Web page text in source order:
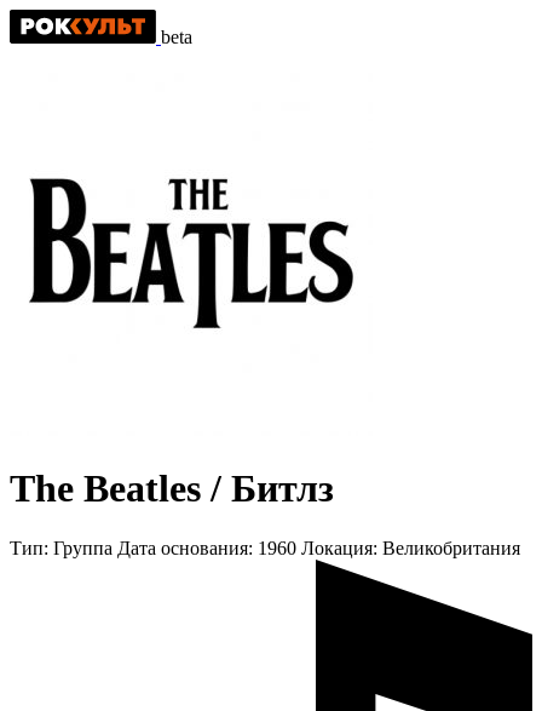
beta
The Beatles / Битлз
Тип: Группа Дата основания: 1960 Локация: Великобритания